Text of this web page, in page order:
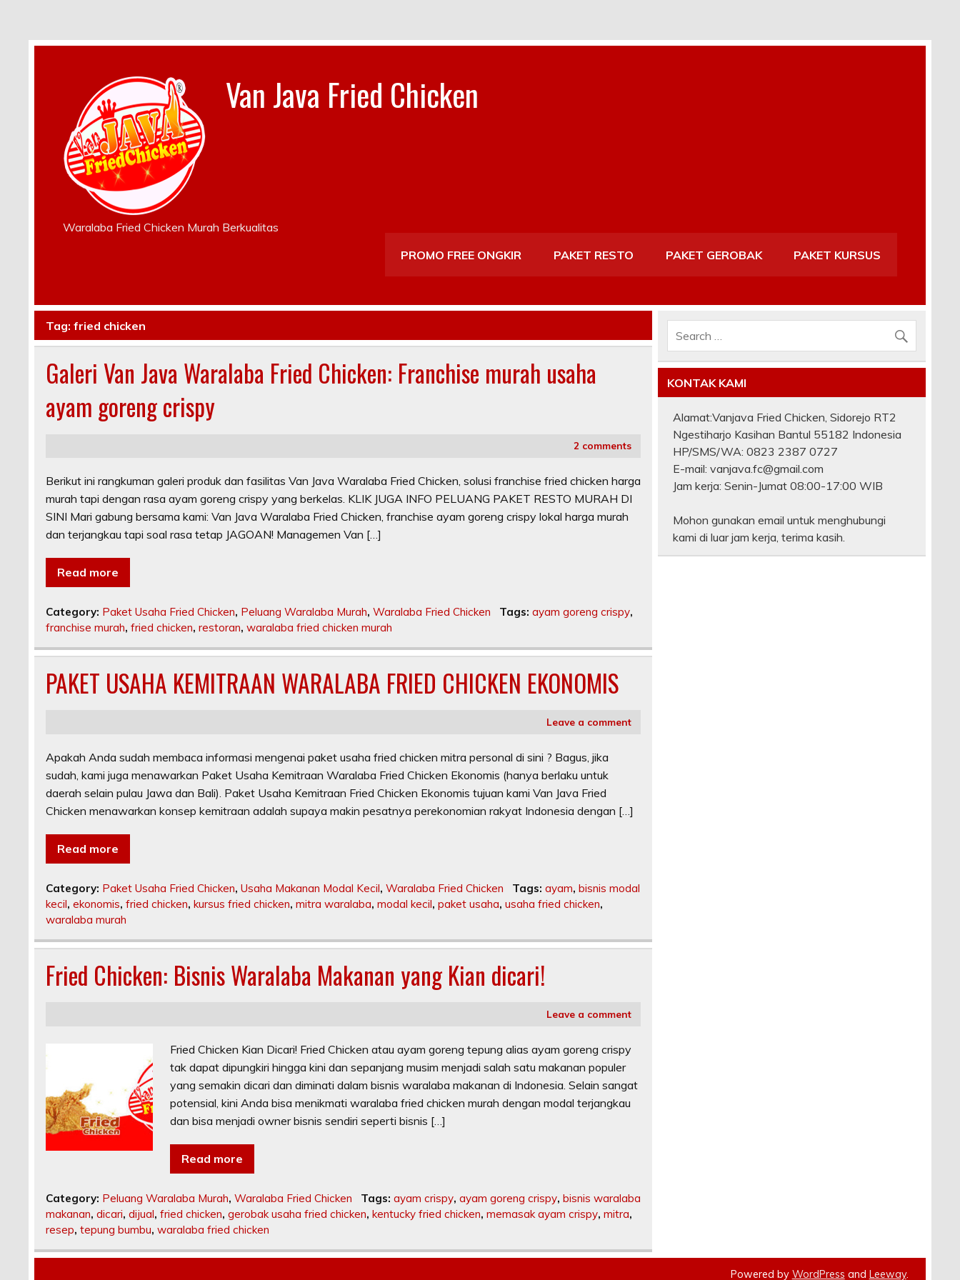
Van Java Fried Chicken
Waralaba Fried Chicken Murah Berkualitas
PROMO FREE ONGKIR
PAKET RESTO PAKET GEROBAK PAKET KURSUS
Tag:fried chicken
Galeri Van Java Waralaba Fried Chicken: Franchise murah usaha
ayam goreng crispy
2 comments
Berikut ini rangkuman galeri produk dan fasilitas Van Java Waralaba Fried Chicken, solusi franchise fried chicken harga
murah tapi dengan rasa ayam goreng crispy yang berkelas. KLIK JUGA INFO PELUANG PAKET RESTO MURAH DI
SINI Mari gabung bersama kami: Van Java Waralaba Fried Chicken, franchise ayam goreng crispy lokal harga murah
dan terjangkau tapi soal rasa tetap JAGOAN! Managemen Van […]
Read more
Category: Paket Usaha Fried Chicken, Peluang Waralaba Murah,Waralaba Fried Chicken Tags: ayam goreng crispy,
franchise murah,fried chicken,restoran,waralaba fried chicken murah
PAKET USAHA KEMITRAAN WARALABA FRIED CHICKEN EKONOMIS
Leave a comment
Apakah Anda sudah membaca informasi mengenai paket usaha fried chicken mitra personal di sini ? Bagus, jika
sudah, kami juga menawarkan Paket Usaha Kemitraan Waralaba Fried Chicken Ekonomis (hanya berlaku untuk
daerah selain pulau Jawa dan Bali). Paket Usaha Kemitraan Fried Chicken Ekonomis tujuan kami Van Java Fried
Chicken menawarkan konsep kemitraan adalah supaya makin pesatnya perekonomian rakyat Indonesia dengan […]
Read more
Category: Paket Usaha Fried Chicken,Usaha Makanan Modal Kecil,Waralaba Fried Chicken Tags: ayam, bisnis modal
kecil,ekonomis,fried chicken,kursus fried chicken,mitra waralaba,modal kecil,paket usaha,usaha fried chicken,
waralaba murah
Fried Chicken: Bisnis Waralaba Makanan yang Kian dicari!
Leave a comment
Fried Chicken Kian Dicari! Fried Chicken atau ayam goreng tepung alias ayam goreng crispy
tak dapat dipungkiri hingga kini dan sepanjang musim menjadi salah satu makanan populer
yang semakin dicari dan diminati dalam bisnis waralaba makanan di Indonesia. Selain sangat
potensial, kini Anda bisa menikmati waralaba fried chicken murah dengan modal terjangkau
dan bisa menjadi owner bisnis sendiri seperti bisnis […]
Read more
Category: Peluang Waralaba Murah,Waralaba Fried Chicken Tags: ayam crispy, ayam goreng crispy, bisnis waralaba
makanan,dicari,dijual,fried chicken,gerobak usaha fried chicken,kentucky fried chicken,memasak ayam crispy,mitra,
resep,tepung bumbu,waralaba fried chicken
KONTAK KAMI
Alamat:Vanjava Fried Chicken, Sidorejo RT2
Ngestiharjo Kasihan Bantul 55182 Indonesia
HP/SMS/WA: 0823 2387 0727
E-mail: vanjava.fc@gmail.com
Jam kerja: Senin-Jumat 08:00-17:00 WIB
Mohon gunakan email untuk menghubungi
kami di luar jam kerja, terima kasih.
Powered by WordPress and Leeway.